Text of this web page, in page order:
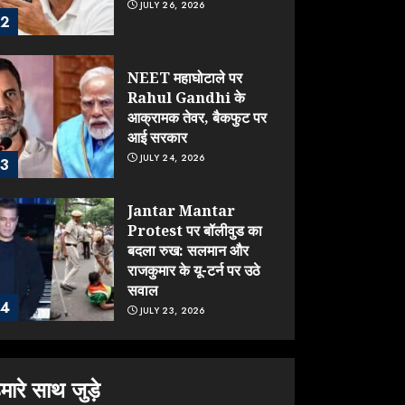
2
JULY 26, 2026
3
NEET महाघोटाले पर
Rahul Gandhi के
आक्रामक तेवर, बैकफुट पर
आई सरकार
JULY 24, 2026
4
Jantar Mantar
Protest पर बॉलीवुड का
बदला रुख: सलमान और
राजकुमार के यू-टर्न पर उठे
सवाल
JULY 23, 2026
ONGC के खजाने से RSS
साथ जुड़े